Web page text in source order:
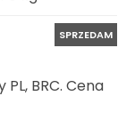
SPRZEDAM
BRC. Cena